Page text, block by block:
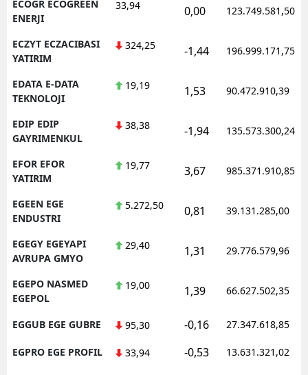
ECOGR ECOGREEN
ENERJI
33,94 0,00 123.749.581,50
ECZYT ECZACIBASI
YATIRIM
324,25 -1,44 196.999.171,75
EDATA E-DATA
TEKNOLOJI
19,19 1,53 90.472.910,39
EDIP EDIP
GAYRIMENKUL
38,38 -1,94 135.573.300,24
EFOR EFOR
YATIRIM
19,77 3,67 985.371.910,85
EGEEN EGE
ENDUSTRI
5.272,50 0,81 39.131.285,00
EGEGY EGEYAPI
AVRUPA GMYO
29,40 1,31 29.776.579,96
EGEPO NASMED
EGEPOL
19,00 1,39 66.627.502,35
EGGUB EGE GUBRE 95,30 -0,16 27.347.618,85
EGPRO EGE PROFIL 33,94 -0,53 13.631.321,02